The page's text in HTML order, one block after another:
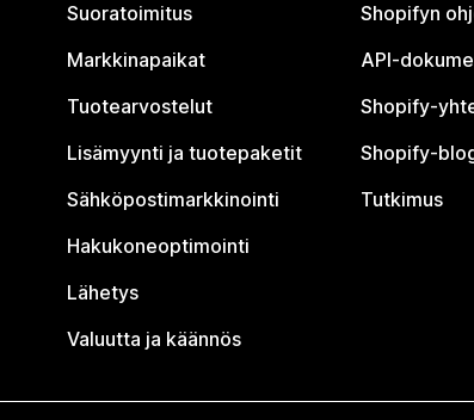
Suoratoimitus
Markkinapaikat
Tuotearvostelut
Lisämyynti ja tuotepaketit
Sähköpostimarkkinointi
Hakukoneoptimointi
Lähetys
Valuutta ja käännös
Shopifyn
API-
Shopify-
Shopify-
Tutkimus